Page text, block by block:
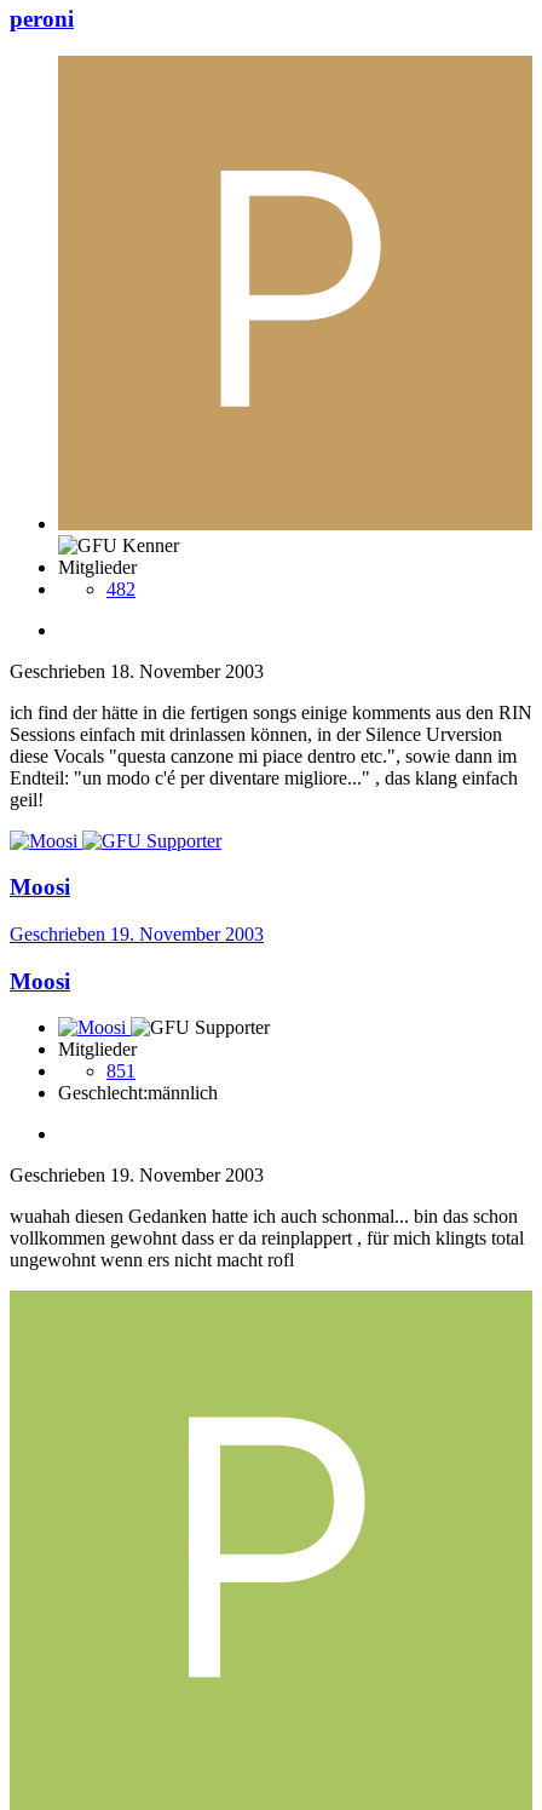
peroni
Mitglieder
482
Geschrieben 18. November 2003
ich find der hätte in die fertigen songs einige komments aus den RIN
Sessions einfach mit drinlassen können, in der Silence Urversion
diese Vocals "questa canzone mi piace dentro etc.", sowie dann im
Endteil: "un modo c'é per diventare migliore..." , das klang einfach
geil!
Moosi
Geschrieben 19. November 2003
Moosi
Mitglieder
851
Geschlecht:männlich
Geschrieben 19. November 2003
wuahah diesen Gedanken hatte ich auch schonmal... bin das schon
vollkommen gewohnt dass er da reinplappert , für mich klingts total
ungewohnt wenn ers nicht macht rofl